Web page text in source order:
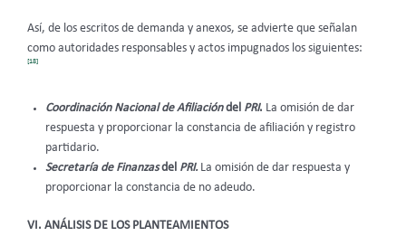
Así, de los escritos de demanda y anexos, se advierte que señalan
como autoridades responsables y actos impugnados los siguientes:
[18]
Coordinación Nacional de Afiliacióndel PRI. La omisión de dar
respuesta y proporcionar la constancia de afiliación y registro
partidario.
Secretaría de Finanzasdel PRI. La omisión de dar respuesta y
proporcionar la constancia de no adeudo.
VI. ANÁLISIS DE LOS PLANTEAMIENTOS